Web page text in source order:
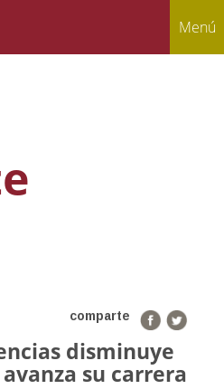
Menú
comparte
disminuye
su carrera